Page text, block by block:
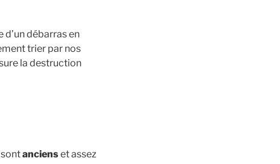
débarras en
trier par nos
la destruction
sontancienset assez